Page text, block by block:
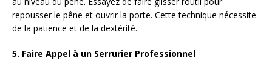
repousser le pêne et ouvrir la porte. Cette technique nécessite
de la patience et de la dextérité.
5. Faire Appel à un Serrurier Professionnel